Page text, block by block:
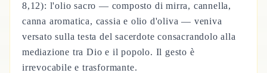
8,12): l'olio sacro — composto di mirra, cannella,
canna aromatica, cassia e olio d'oliva — veniva
versato sulla testa del sacerdote consacrandolo alla
mediazione tra Dio e il popolo. Il gesto è
irrevocabile e trasformante.